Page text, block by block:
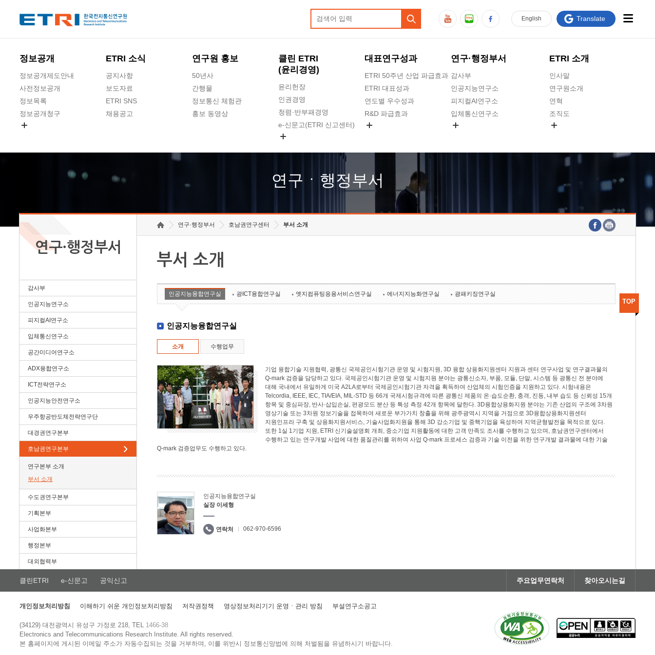
정보공개
정보공개제도안내
사전정보공개
정보목록
정보공개청구
ETRI 소식
공지사항
보도자료
ETRI SNS
채용공고
연구원 홍보
50년사
간행물
정보통신 체험관
홍보 동영상
클린 ETRI
(윤리경영)
윤리헌장
인권경영
청렴·반부패경영
e-신문고(ETRI 신고센터)
고객의소리
수의계약 현황
대표연구성과
ETRI 50주년 산업 파급효과
ETRI 대표성과
연도별 우수성과
R&D 파급효과
연구·행정부서
감사부
인공지능연구소
피지컬AI연구소
입체통신연구소
호남권연구본부
기획본부
ETRI 소개
인사말
연구원소개
연혁
조직도
연구원 고객헌장
주요업무연락처
English Translate
연구ㆍ행정부서
연구·행정부서
감사부
인공지능연구소
피지컬AI연구소
입체통신연구소
공간미디어연구소
ADX융합연구소
ICT전략연구소
인공지능안전연구소
우주항공반도체전략연구단
대경권연구본부
호남권연구본부
연구본부 소개
부서 소개
수도권연구본부
기획본부
사업화본부
행정본부
대외협력부
연구·행정부서 호남권연구센터 부서 소개
부서 소개
인공지능융합연구실 광ICT융합연구실 엣지컴퓨팅응용서비스연구실 에너지지능화연구실 광패키징연구실
인공지능융합연구실
소개 수행업무
기업 융합기술 지원협력, 광통신 국제공인시험기관 운영 및 시험지원, 3D 융합 상용화지원센터 지원과 센터 연구사업 및 연구결과물의
Q-mark 검증을 담당하고 있다. 국제공인시험기관 운영 및 시험지원 분야는 광통신소자, 부품, 모듈, 단말, 시스템 등 광통신 전 분야에
대해 국내에서 유일하게 미국 A2LA로부터 국제공인시험기관 자격을 획득하여 산업체의 시험인증을 지원하고 있다. 시험내용은
Telcordia, IEEE, IEC, TIA/EIA, MIL-STD 등 66개 국제시험규격에 따른 광통신 제품의 온·습도순환, 충격, 진동, 내부 습도 등 신뢰성 15개
항목 및 중심파장, 반사·삽입손실, 편광모드 분산 등 특성 측정 42개 항목에 달한다. 3D융합상용화지원 분야는 기존 산업의 구조에 3차원
영상기술 또는 3차원 정보기술을 접목하여 새로운 부가가치 창출을 위해 광주광역시 지역을 거점으로 3D융합상용화지원센터
지원인프라 구축 및 상용화지원서비스, 기술사업화지원을 통해 3D 강소기업 및 중핵기업을 육성하여 지역균형발전을 목적으로 있다.
또한 1실 1기업 지원, ETRI 신기술설명회 개최, 중소기업 지원활동에 대한 고객 만족도 조사를 수행하고 있으며, 호남권연구센터에서
수행하고 있는 연구개발 사업에 대한 품질관리를 위하여 사업 Q-mark 프로세스 검증과 기술 이전을 위한 연구개발 결과물에 대한 기술
Q-mark 검증업무도 수행하고 있다.
인공지능융합연구실
실장 이세형
연락처 062-970-6596
TOP
클린ETRI e-신문고 공익신고 주요업무연락처 찾아오시는길
개인정보처리방침 이해하기 쉬운 개인정보처리방침 저작권정책 영상정보처리기기 운영ㆍ관리 방침 부설연구소공고
(34129) 대전광역시 유성구 가정로 218, TEL 1466-38
Electronics and Telecommunications Research Institute.All rights reserved.
본 홈페이지에 게시된 이메일 주소가 자동수집되는 것을 거부하며, 이를 위반시 정보통신망법에 의해 처벌됨을 유념하시기 바랍니다.